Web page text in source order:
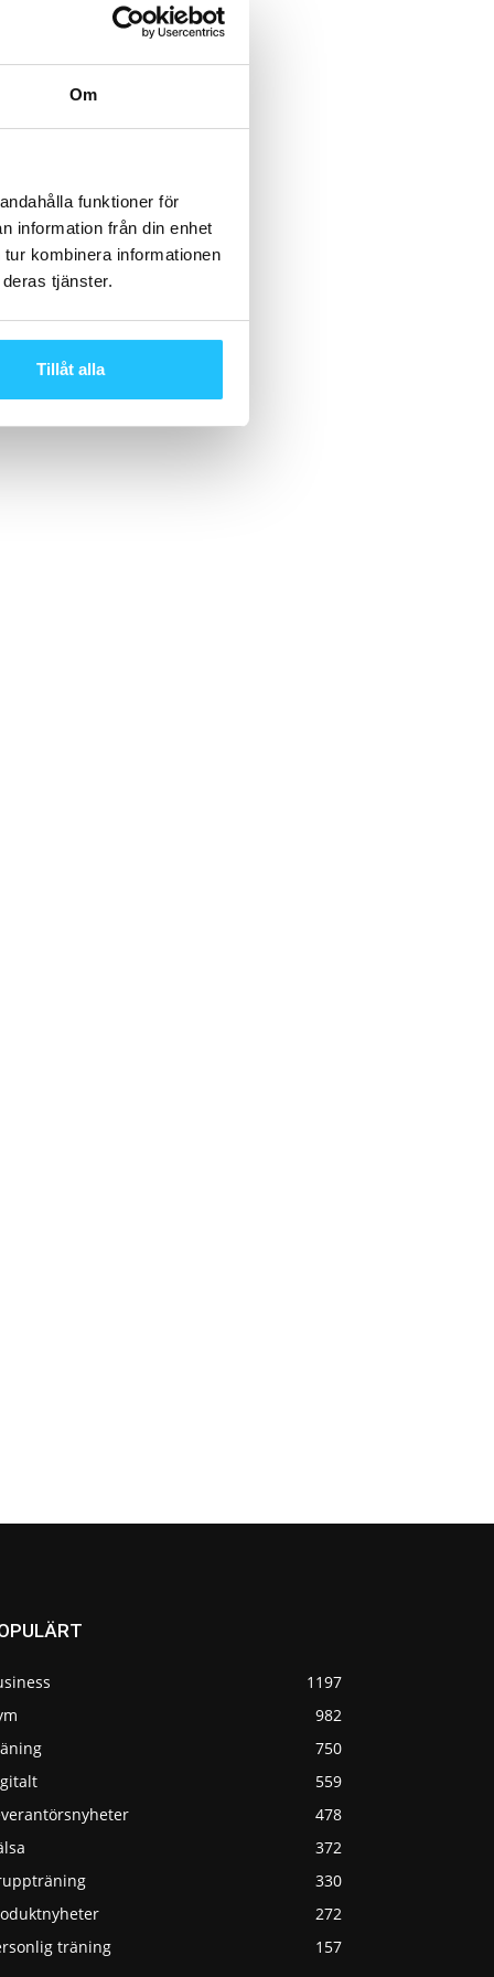
Om
funktioner för
information från din enhet
kombinera informationen
tjänster.
Tillåt alla
1197
982
750
559
478
372
330
272
träning
157